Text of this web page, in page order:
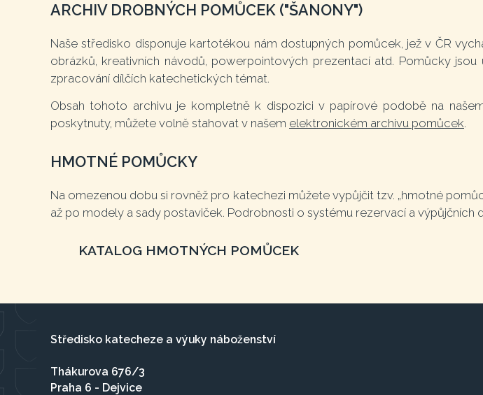
ARCHIV DROBNÝCH POMŮCEK ("ŠANONY")
Naše středisko disponuje kartotékou nám dostupných pomůcek, jež v ČR
obrázků, kreativních návodů, powerpointových prezentací atd. Pomůcky
zpracování dílčích katechetických témat.
Obsah tohoto archivu je kompletně k dispozici v papírové podobě na
poskytnuty, můžete volně stahovat v našem elektronickém archivu pomůcek.
HMOTNÉ POMŮCKY
Na omezenou dobu si rovněž pro katechezi můžete vypůjčit tzv. „hmotné
až po modely a sady postaviček. Podrobnosti o systému rezervací a výpůjčních
KATALOG HMOTNÝCH POMŮCEK
Středisko katecheze a výuky náboženství
Thákurova 676/3
Praha 6 - Dejvice